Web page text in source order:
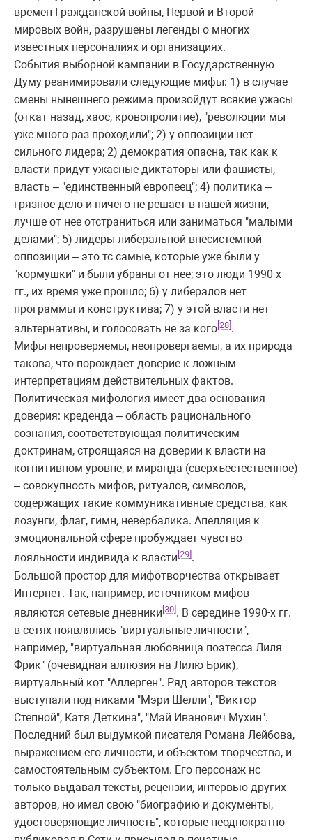
времен Гражданской войны, Первой и Второй
мировых войн, разрушены легенды о многих
известных персоналиях и организациях.
События выборной кампании в Государственную
Думу реанимировали следующие мифы: 1) в случае
смены нынешнего режима произойдут всякие ужасы
(откат назад, хаос, кровопролитие), "революции мы
уже много раз проходили"; 2) у оппозиции нет
сильного лидера; 2) демократия опасна, так как к
власти придут ужасные диктаторы или фашисты,
власть – "единственный европеец"; 4) политика –
грязное дело и ничего не решает в нашей жизни,
лучше от нее отстраниться или заниматься "малыми
делами"; 5) лидеры либеральной внесистемной
оппозиции – это тс самые, которые уже были у
"кормушки" и были убраны от нее; это люди 1990-х
гг., их время уже прошло; 6) у либералов нет
программы и конструктива; 7) у этой власти нет
альтернативы, и голосовать не за кого [28] .
Мифы непроверяемы, неопровергаемы, а их природа
такова, что порождает доверие к ложным
интерпретациям действительных фактов.
Политическая мифология имеет два основания
доверия: креденда – область рационального
сознания, соответствующая политическим
доктринам, строящаяся на доверии к власти на
когнитивном уровне, и миранда (сверхъестественное)
– совокупность мифов, ритуалов, символов,
содержащих такие коммуникативные средства, как
лозунги, флаг, гимн, невербалика. Апелляция к
эмоциональной сфере пробуждает чувство
лояльности индивида к власти [29] .
Большой простор для мифотворчества открывает
Интернет. Так, например, источником мифов
являются сетевые дневники [30]. В середине 1990-х гг.
в сетях появлялись "виртуальные личности",
например, "виртуальная любовница поэтесса Лиля
Фрик" (очевидная аллюзия на Лилю Брик),
виртуальный кот "Аллерген". Ряд авторов текстов
выступали под никами "Мэри Шелли", "Виктор
Степной", Катя Деткина", "Май Иванович Мухин".
Последний был выдумкой писателя Романа Лейбова,
выражением его личности, и объектом творчества, и
самостоятельным субъектом. Его персонаж нс
только выдавал тексты, рецензии, интервью других
авторов, но имел свою "биографию и документы,
удостоверяющие личность", которые неоднократно